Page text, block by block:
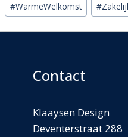
#WarmeWelkomst #
Contact
Klaaysen Design
Deventerstraat 288